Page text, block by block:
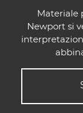
Materiale
Newport si